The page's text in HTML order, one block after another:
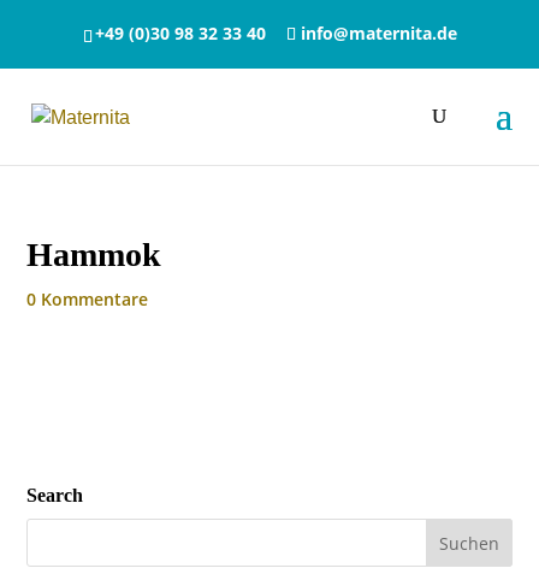
+49 (0)30 98 32 33 40 info@maternita.de
Hammok
0 Kommentare
Search